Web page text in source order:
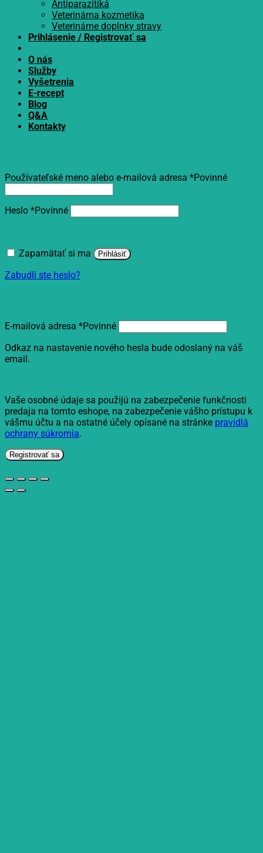
Antiparazitiká
Veterinárna kozmetika
Veterinárne doplnky stravy
Prihlásenie / Registrovať sa
O nás
Služby
Vyšetrenia
E-recept
Blog
Q&A
Kontakty
Používateľské meno alebo e-mailová adresa *Povinné
Heslo *Povinné
Zapamätať si ma Prihlásiť
Zabudli ste heslo?
E-mailová adresa *Povinné
Odkaz na nastavenie nového hesla bude odoslaný na váš
email.
Vaše osobné údaje sa použijú na zabezpečenie funkčnosti
predaja na tomto eshope, na zabezpečenie vášho prístupu k
vášmu účtu a na ostatné účely opísané na stránke pravidlá
ochrany súkromia.
Registrovať sa